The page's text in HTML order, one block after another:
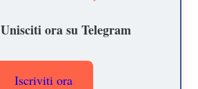
Unisciti ora su Telegram
Iscriviti ora